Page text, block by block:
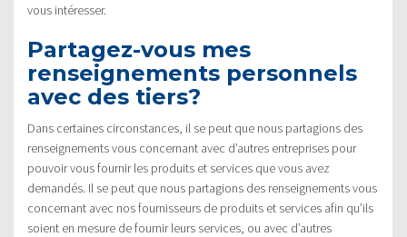
vous intéresser.
Partagez-vous mes
renseignements personnels
avec des tiers?
Dans certaines circonstances, il se peut que nous partagions des
renseignements vous concernant avec d’autres entreprises pour
pouvoir vous fournir les produits et services que vous avez
demandés. Il se peut que nous partagions des renseignements vous
concernant avec nos fournisseurs de produits et services afin qu’ils
soient en mesure de fournir leurs services, ou avec d’autres